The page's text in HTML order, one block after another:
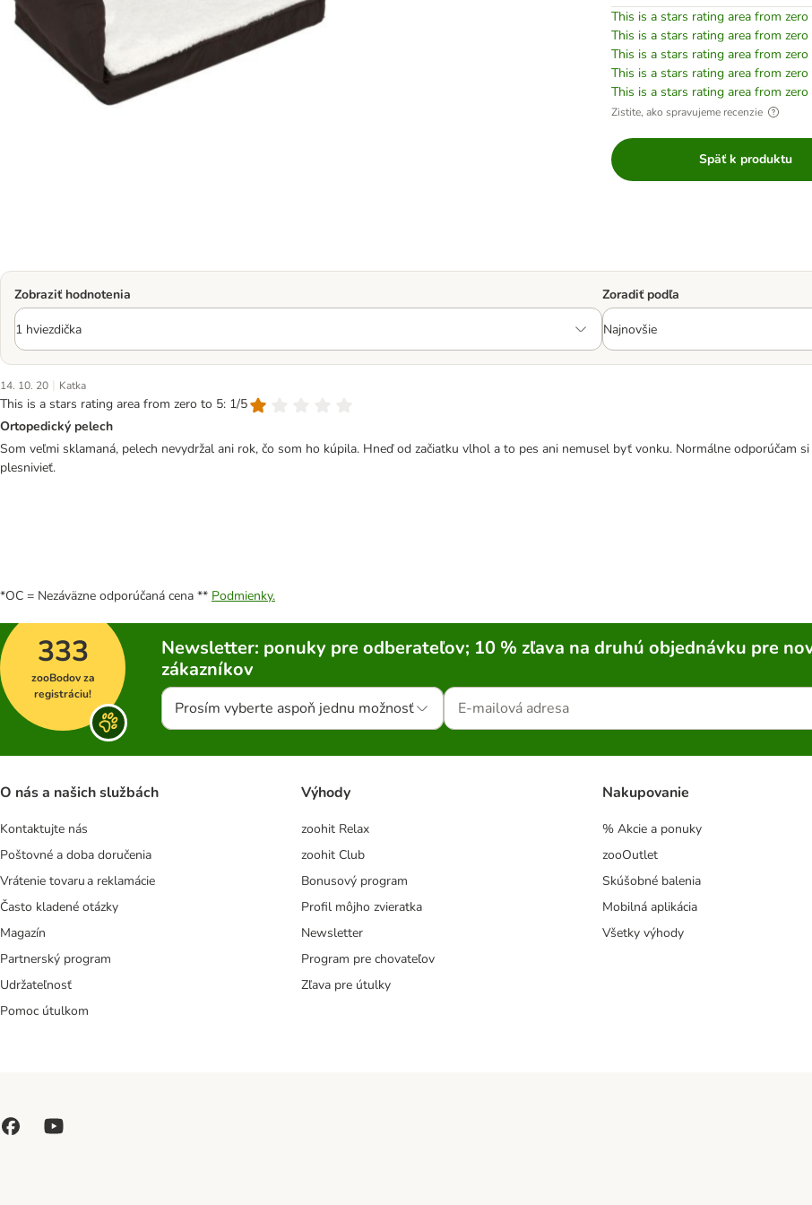
This is a stars rating area from
This is a stars rating area from
This is a stars rating area from
This is a stars rating area from
This is a stars rating area from
Zistite, ako spravujeme recenzie
Späť k produktu
Zobraziť hodnotenia Zoradiť podľa
14. 10. 20 | Katka
This is a stars rating area from zero to 5: 1/5
Ortopedický pelech
Som veľmi sklamaná, pelech nevydržal ani rok, čo som ho kúpila. Hneď od začiatku vlhol a to pes ani nemusel byť vonku. Normálne odporúčam
plesnivieť.
*OC = Nezáväzne odporúčaná cena ** Podmienky.
333
zooBodov za
registráciu!
Newsletter: ponuky pre odberateľov; 10 % zľava na druhú objednávku pre
zákazníkov
Prosím vyberte aspoň jednu možnosť
O nás a našich službách
Kontaktujte nás
Poštovné a doba doručenia
Vrátenie tovaru a reklamácie
Často kladené otázky
Magazín
Partnerský program
Udržateľnosť
Pomoc útulkom
Výhody
zoohit Relax
zoohit Club
Bonusový program
Profil môjho zvieratka
Newsletter
Program pre chovateľov
Zľava pre útulky
Nakupovanie
% Akcie a ponuky
zooOutlet
Skúšobné balenia
Mobilná aplikácia
Všetky výhody